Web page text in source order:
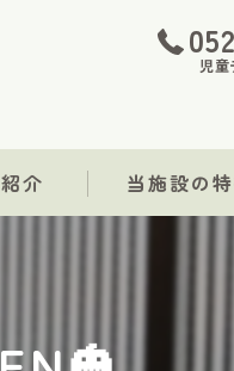
児
介 当施設の